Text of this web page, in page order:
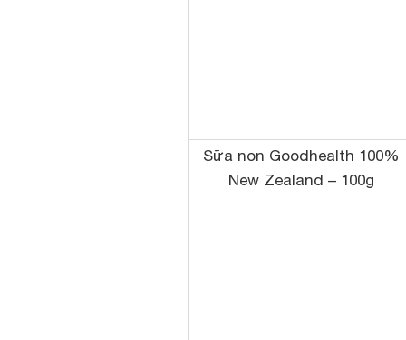
Sữa non Goodhealth 100%
New Zealand – 100g